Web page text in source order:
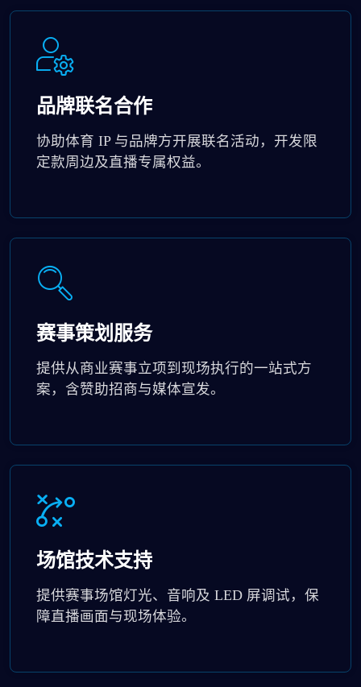
品牌联名合作
协助体育 IP 与品牌方开展联名活动，开发限
定款周边及直播专属权益。
赛事策划服务
提供从商业赛事立项到现场执行的一站式方
案，含赞助招商与媒体宣发。
场馆技术支持
提供赛事场馆灯光、音响及 LED 屏调试，保
障直播画面与现场体验。